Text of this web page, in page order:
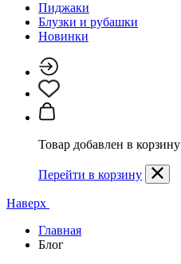
Пиджаки
Блузки и рубашки
Новинки
Товар добавлен в корзину
Перейти в корзину
Наверх
Главная
Блог